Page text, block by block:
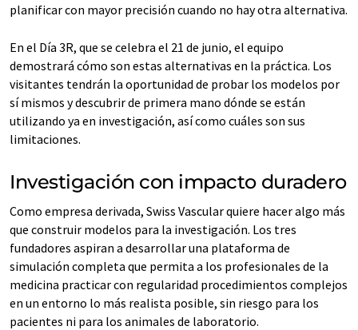
planificar con mayor precisión cuando no hay otra alternativa.
En el Día 3R, que se celebra el 21 de junio, el equipo
demostrará cómo son estas alternativas en la práctica. Los
visitantes tendrán la oportunidad de probar los modelos por
sí mismos y descubrir de primera mano dónde se están
utilizando ya en investigación, así como cuáles son sus
limitaciones.
Investigación con impacto duradero
Como empresa derivada, Swiss Vascular quiere hacer algo más
que construir modelos para la investigación. Los tres
fundadores aspiran a desarrollar una plataforma de
simulación completa que permita a los profesionales de la
medicina practicar con regularidad procedimientos complejos
en un entorno lo más realista posible, sin riesgo para los
pacientes ni para los animales de laboratorio.